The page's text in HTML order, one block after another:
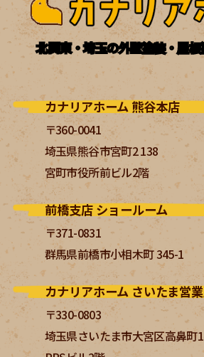
北関東・埼玉の外壁塗装・屋
カナリアホーム 熊谷本店
〒360-0041
埼玉県熊谷市宮町2 138
宮町市役所前ビル2階
前橋支店 ショールーム
〒371-0831
群馬県前橋市小相木町 345-1
カナリアホーム さいたま営
〒330-0803
埼玉県さいたま市大宮区高鼻町